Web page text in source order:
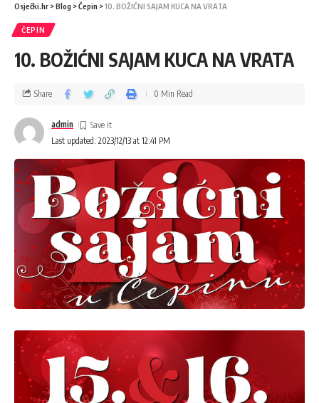
Osječki.hr >Blog >Čepin >10. BOŽIĆNI SAJAM KUCA NA VRATA
ČEPIN
10. BOŽIĆNI SAJAM KUCA NA VRATA
Last updated: 2023/12/13 at 12:41 PM
admin
Share 0 Min Read